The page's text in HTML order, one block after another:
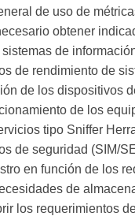
de uso de
obtener
de
de rendimiento de
de los dispositivos
de los
tipo Sniffer
de seguridad (SIM/
en función de los
de
los requerimientos